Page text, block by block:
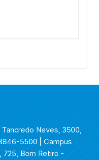
Neves, 3500,
5500 | Campus
725, Bom Retiro -